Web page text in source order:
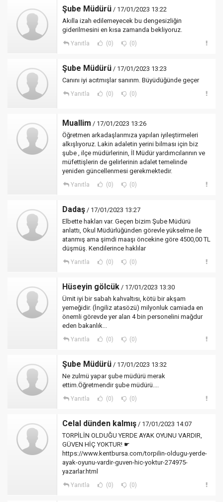
Şube Müdürü / 17/01/2023 13:22
Akılla izah edilemeyecek bu dengesizliğin
giderilmesini en kısa zamanda bekliyoruz.
Yanıtla (0) (0)
Şube Müdürü / 17/01/2023 13:23
Canını iyi acıtmışlar sanırım. Büyüdüğünde geçer
Yanıtla (0) (0)
Muallim / 17/01/2023 13:26
Öğretmen arkadaşlarımıza yapılan iyileştirmeleri
alkışlıyoruz. Lakin adaletin yerini bilması için biz
şube , ilçe müdürlerinin, İl Müdür yardımcılarının ve
müfettişlerin de gelirlerinin adalet temelinde
yeniden güncellenmesi gerekmektedir.
Yanıtla (0) (0)
Dadaş / 17/01/2023 13:27
Elbette hakları var. Geçen bizim Şube Müdürü
anlattı, Okul Müdürlüğünden görevle yükselme ile
atanmış ama şimdi maaşı öncekine göre 4500,00 TL
düşmüş. Kendilerince haklılar
Yanıtla (0) (0)
Hüseyin gölcük / 17/01/2023 13:30
Ümit iyi bir sabah kahvaltısı, kötü bir akşam
yemeğidir. (İngiliz atasözü) milyonluk camiada en
önemli görevde yer alan 4 bin personelini mağdur
eden bakanlık...
Yanıtla (0) (0)
Şube Müdürü / 17/01/2023 13:32
Ne zulmü yapar şube müdürü merak
ettim.Öğretmendir şube müdürü....
Yanıtla (0) (0)
Celal dünden kalmış / 17/01/2023 14:07
TORPİLİN OLDUĞU YERDE AYAK OYUNU VARDIR,
GÜVEN HİÇ YOKTUR! ☛
https://www.kentbursa.com/torpilin-oldugu-yerde-
ayak-oyunu-vardir-guven-hic-yoktur-274975-
yazarlar.html
Yanıtla (0) (0)